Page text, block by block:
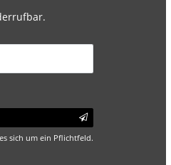
sich um ein Pflichtfeld.